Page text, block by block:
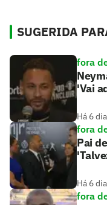
SUGERIDA
fora
'Vai
Há 6
fora
Pai
Há 6
fora